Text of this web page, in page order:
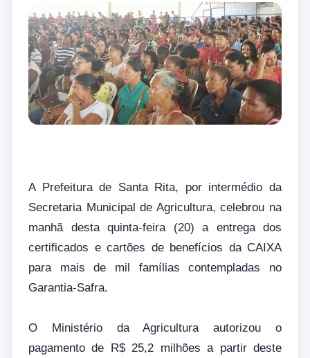
A Prefeitura de Santa Rita, por intermédio da
Secretaria Municipal de Agricultura, celebrou na
manhã desta quinta-feira (20) a entrega dos
certificados e cartões de benefícios da CAIXA
para mais de mil famílias contempladas no
Garantia-Safra.
O Ministério da Agricultura autorizou o
pagamento de R$ 25,2 milhões a partir deste